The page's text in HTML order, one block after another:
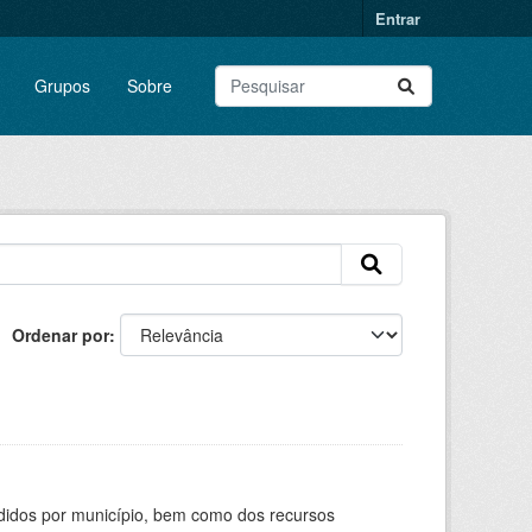
Entrar
Grupos Sobre
Ordenar por
por município, bem como dos recursos